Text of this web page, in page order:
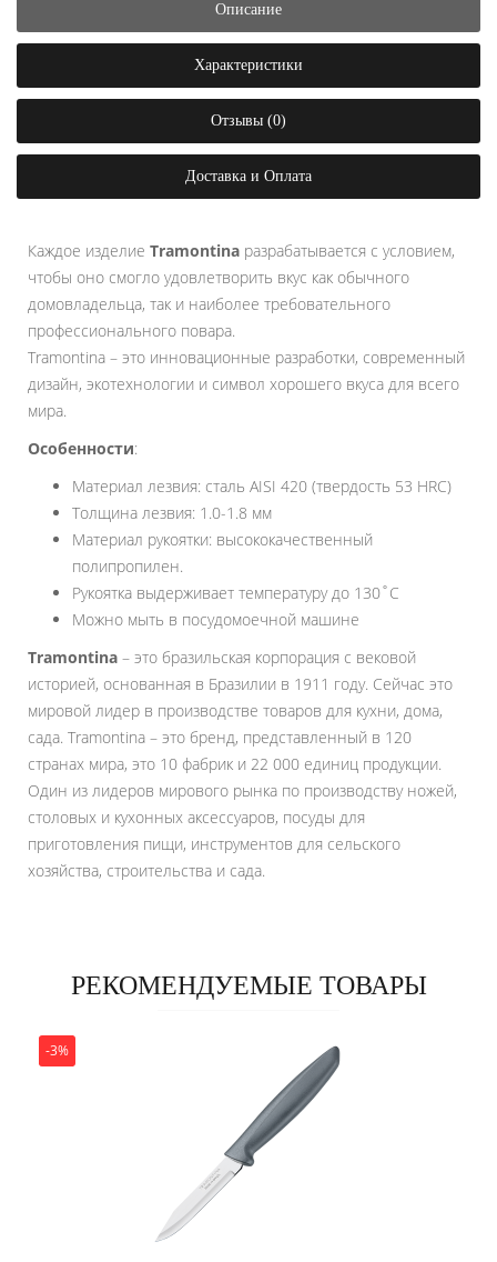
Описание
Характеристики
Отзывы (0)
Доставка и Оплата
Каждое изделие Tramontina разрабатывается с условием,
чтобы оно смогло удовлетворить вкус как обычного
домовладельца, так и наиболее требовательного
профессионального повара.
Tramontina – это инновационные разработки, современный
дизайн, экотехнологии и символ хорошего вкуса для всего
мира.
Особенности:
Материал лезвия: сталь AISI 420 (твердость 53 HRC)
Толщина лезвия: 1.0-1.8 мм
Материал рукоятки: высококачественный
полипропилен.
Рукоятка выдерживает температуру до 130˚С
Можно мыть в посудомоечной машине
Tramontina – это бразильская корпорация с вековой
историей, основанная в Бразилии в 1911 году. Сейчас это
мировой лидер в производстве товаров для кухни, дома,
сада. Tramontina – это бренд, представленный в 120
странах мира, это 10 фабрик и 22 000 единиц продукции.
Один из лидеров мирового рынка по производству ножей,
столовых и кухонных аксессуаров, посуды для
приготовления пищи, инструментов для сельского
хозяйства, строительства и сада.
РЕКОМЕНДУЕМЫЕ ТОВАРЫ
-3%